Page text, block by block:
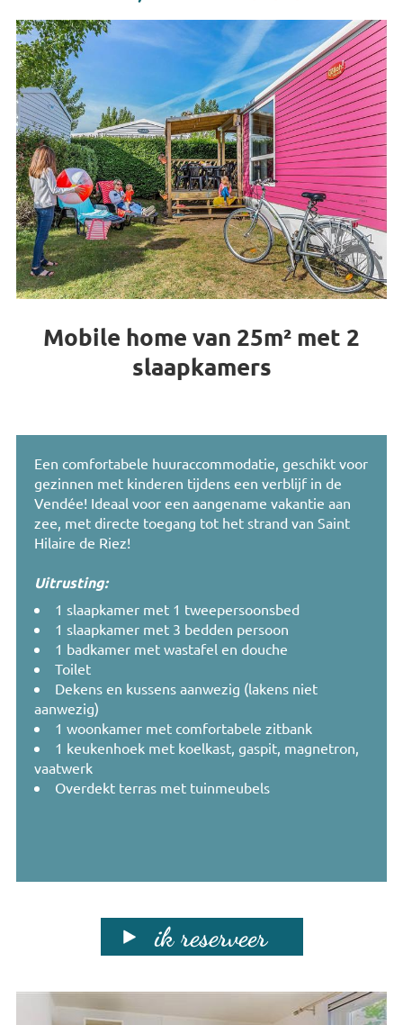
Mobile home van 25m² met 2
slaapkamers
Een comfortabele huuraccommodatie, geschikt voor
gezinnen met kinderen tijdens een verblijf in de
Vendée! Ideaal voor een aangename vakantie aan
zee, met directe toegang tot het strand van Saint
Hilaire de Riez!
Uitrusting:
1 slaapkamer met 1 tweepersoonsbed
1 slaapkamer met 3 bedden persoon
1 badkamer met wastafel en douche
Toilet
Dekens en kussens aanwezig (lakens niet
aanwezig)
1 woonkamer met comfortabele zitbank
1 keukenhoek met koelkast, gaspit, magnetron,
vaatwerk
Overdekt terras met tuinmeubels
ik reserveer